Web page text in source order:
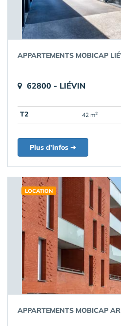
APPARTEMENTS MOBICAP
62800 - LIÉVIN
T2 42 m2
Plus d'infos ➔
LOCATION
APPARTEMENTS MOBICAP